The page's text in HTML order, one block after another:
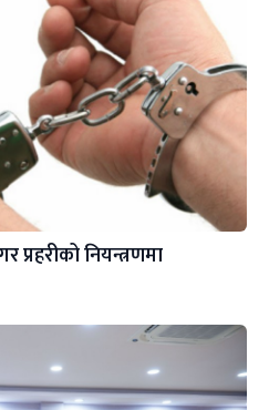
प्रहरीको नियन्त्रणमा